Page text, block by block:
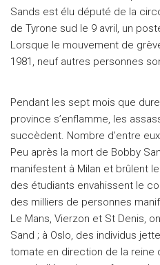
Sands est élu député de la
de Tyrone sud le 9 avril, un
Lorsque le mouvement de
1981, neuf autres personnes
Pendant les sept mois que
province s’enflamme, les
succèdent. Nombre d’entre
Peu après la mort de Bobby
manifestent à Milan et brûlent
des étudiants envahissent le
des milliers de personnes
Le Mans, Vierzon et St Denis,
Sand ; à Oslo, des individus
tomate en direction de la reine